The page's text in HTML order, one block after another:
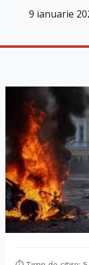
9 ianuarie